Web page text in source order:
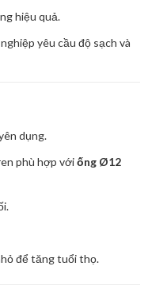
hiệu quả.
yêu cầu độ sạch và
dụng.
phù hợp vớiống Ø12
để tăng tuổi thọ.